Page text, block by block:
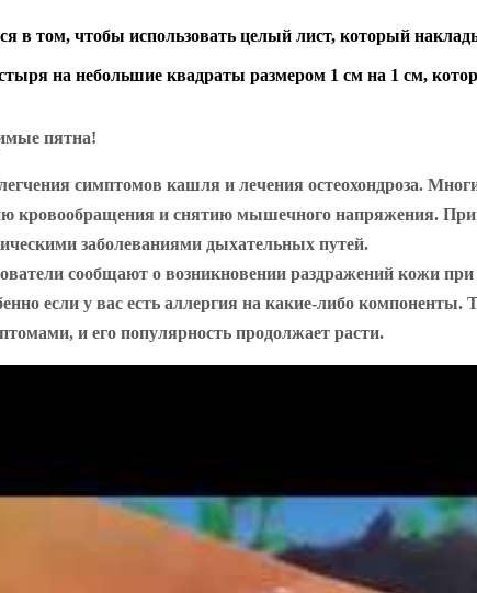
в том, чтобы использовать целый лист, который
на небольшие квадраты размером 1 см на 1 см,
пятна!
симптомов кашля и лечения остеохондроза.
кровообращения и снятию мышечного напряжения.
заболеваниями дыхательных путей.
сообщают о возникновении раздражений кожи
если у вас есть аллергия на какие-либо
и его популярность продолжает расти.